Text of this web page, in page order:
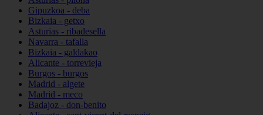
Gipuzkoa - deba
Bizkaia - getxo
Asturias - ribadesella
Navarra - tafalla
Bizkaia - galdakao
Alicante - torrevieja
Burgos - burgos
Madrid - algete
Madrid - meco
Badajoz - don-benito